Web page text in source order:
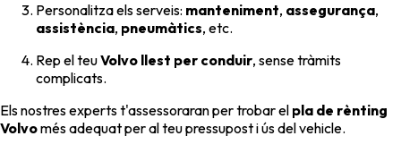
Personalitza els serveis: manteniment, assegurança,
assistència, pneumàtics, etc.
Rep el teuVolvo llest per conduir, sense tràmits
complicats.
Els nostres experts t'assessoraran per trobar el pla de rènting
Volvomés adequat per al teu pressupost i ús del vehicle.